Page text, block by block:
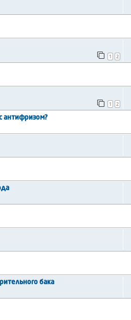
1 2
1 2
антифризом?
бака